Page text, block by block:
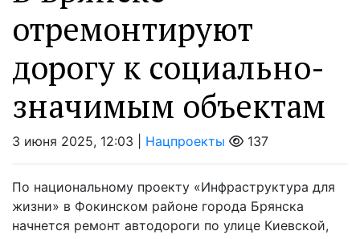
отремонтируют
дорогу к социально-
значимым объектам
3 июня 2025, 12:03 | Нацпроекты 137
По национальному проекту «Инфраструктура для
жизни» в Фокинском районе города Брянска
начнется ремонт автодороги по улице Киевской,